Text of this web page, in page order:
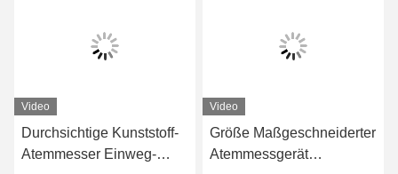
Video
Durchsichtige Kunststoff-
Atemmesser Einweg-
Video
Größe Maßgeschneiderter
Atemmessgerät